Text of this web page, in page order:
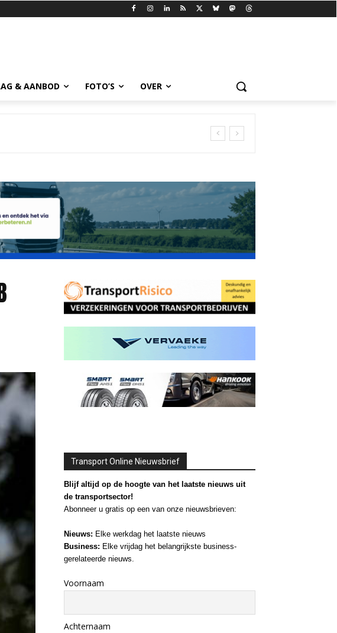
& AANBOD FOTO’S OVER
Transport Online Nieuwsbrief
Blijf altijd op de hoogte van het laatste nieuws uit
de transportsector!
Abonneer u gratis op een van onze nieuwsbrieven:
Nieuws: Elke werkdag het laatste nieuws
Business: Elke vrijdag het belangrijkste business-
gerelateerde nieuws.
Voornaam
Achternaam